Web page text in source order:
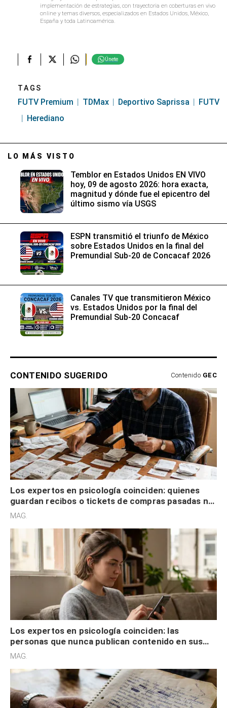
implementación de estrategias, con trayectoria en coberturas en vivo
online y temas diversos, especializados en Estados Unidos, México,
España y toda Latinoamérica.
Únete
TAGS
FUTV Premium TDMax Deportivo Saprissa
FUTV
Herediano
LO MÁS VISTO
Temblor en Estados Unidos EN VIVO
hoy, 09 de agosto 2026: hora exacta,
magnitud y dónde fue el epicentro del
último sismo vía USGS
ESPN transmitió el triunfo de México
sobre Estados Unidos en la final del
Premundial Sub-20 de Concacaf 2026
Canales TV que transmitieron México
vs. Estados Unidos por la final del
Premundial Sub-20 Concacaf
CONTENIDO SUGERIDO Contenido GEC
Los expertos en psicología coinciden: quienes
guardan recibos o tickets de compras pasadas no
son acumuladores, sino que tienen necesidad de
MAG.
Los expertos en psicología coinciden: las
personas que nunca publican contenido en sus
redes sociales no pretenden buscar validación
MAG.